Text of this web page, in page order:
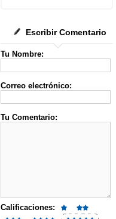
Escribir Comentario
Tu Nombre:
Correo electrónico:
Tu Comentario:
Calificaciones: